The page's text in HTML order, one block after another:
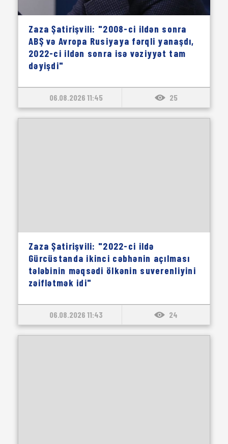
Zaza Şatirişvili: "2008-ci ildən sonra
ABŞ və Avropa Rusiyaya fərqli yanaşdı,
2022-ci ildən sonra isə vəziyyət tam
dəyişdi"
06.08.2026 11:45 25
Zaza Şatirişvili: "2022-ci ildə
Gürcüstanda ikinci cəbhənin açılması
tələbinin məqsədi ölkənin suverenliyini
zəiflətmək idi"
06.08.2026 11:43 24